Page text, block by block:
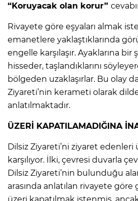
“Koruyacak olan korur”
Rivayete göre eşyaları almak
emanetlere yaklaştıklarında
engelle karşılaşır. Ayaklarına bir
hisseder, taşlandıklarını
bölgeden uzaklaşırlar. Bu olay
Ziyareti’nin kerameti olarak
anlatılmaktadır.
ÜZERİ KAPATILAMADIĞINA
Dilsiz Ziyareti’ni ziyaret edenleri
karşılıyor. İlki, çevresi duvarla
Dilsiz Ziyareti’nin bulunduğu
arasında anlatılan rivayete